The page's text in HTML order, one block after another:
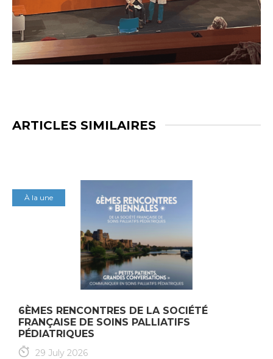
ARTICLES SIMILAIRES
À la une
6ÈMES RENCONTRES DE LA SOCIÉTÉ
FRANÇAISE DE SOINS PALLIATIFS
PÉDIATRIQUES
29 July 2026